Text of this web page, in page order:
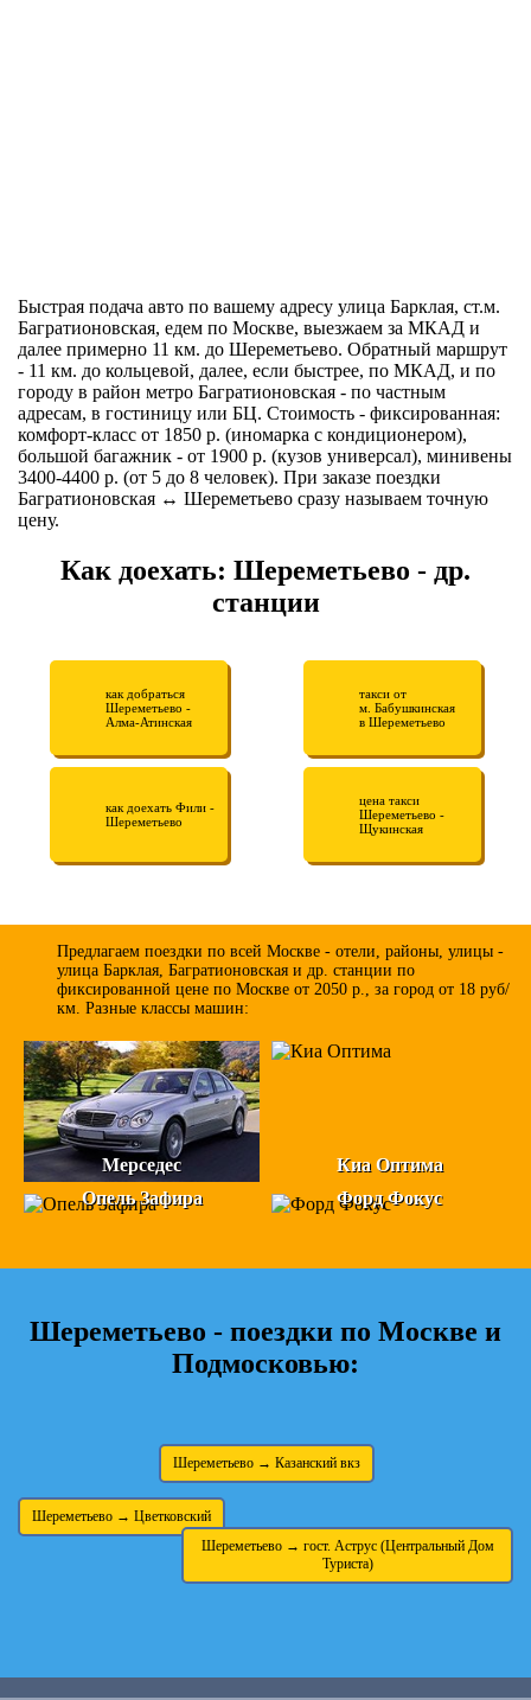
Быстрая подача авто по вашему адресу улица Барклая, ст.м.
Багратионовская, едем по Москве, выезжаем за МКАД и
далее примерно 11 км. до Шереметьево. Обратный маршрут
- 11 км. до кольцевой, далее, если быстрее, по МКАД, и по
городу в район метро Багратионовская - по частным
адресам, в гостиницу или БЦ. Стоимость - фиксированная:
комфорт-класс от 1850 р. (иномарка с кондиционером),
большой багажник - от 1900 р. (кузов универсал), минивены
3400-4400 р. (от 5 до 8 человек). При заказе поездки
Багратионовская ↔ Шереметьево сразу называем точную
цену.
Как доехать: Шереметьево - др.
станции
как добраться
Шереметьево -
Алма-Атинская
такси от
м. Бабушкинская
в Шереметьево
как доехать Фили -
Шереметьево
цена такси
Шереметьево -
Щукинская
Предлагаем поездки по всей Москве - отели, районы, улицы -
улица Барклая, Багратионовская и др. станции по
фиксированной цене по Москве от 2050 р., за город от 18 руб/
км. Разные классы машин:
Мерседес
Киа Оптима
Опель Зафира
Форд Фокус
Шереметьево - поездки по Москве и
Подмосковью:
Шереметьево → Цветковский
Шереметьево → Казанский вкз
Шереметьево → гост. Аструс (Центральный Дом
Туриста)